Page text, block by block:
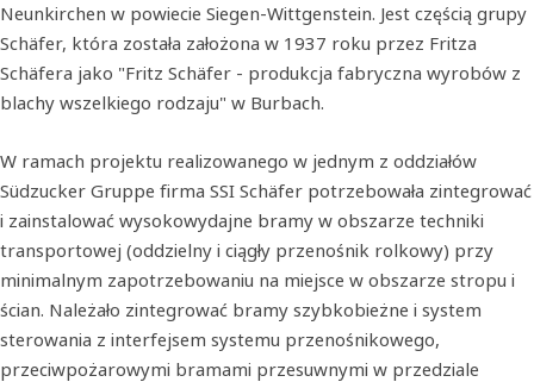
Neunkirchen w powiecie Siegen-Wittgenstein. Jest częścią grupy
Schäfer, która została założona w 1937 roku przez Fritza
Schäfera jako "Fritz Schäfer - produkcja fabryczna wyrobów z
blachy wszelkiego rodzaju" w Burbach.
W ramach projektu realizowanego w jednym z oddziałów
Südzucker Gruppe firma SSI Schäfer potrzebowała zintegrować
i zainstalować wysokowydajne bramy w obszarze techniki
transportowej (oddzielny i ciągły przenośnik rolkowy) przy
minimalnym zapotrzebowaniu na miejsce w obszarze stropu i
ścian. Należało zintegrować bramy szybkobieżne i system
sterowania z interfejsem systemu przenośnikowego,
przeciwpożarowymi bramami przesuwnymi w przedziale